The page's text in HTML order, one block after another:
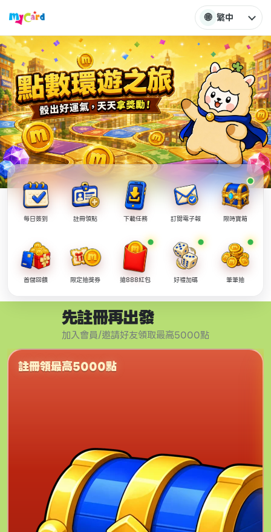
🌐 繁中
每日簽到 註冊領點 下載任務 訂閱電子報 限時寶箱
首儲回饋 限定抽獎券 搶888紅包 好禮加碼 筆筆抽
先註冊再出發
加入會員/邀請好友領取最高5000點
註冊領最高5000點